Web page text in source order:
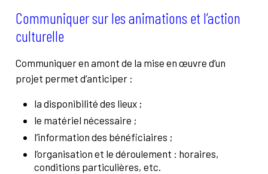
Communiquer sur les animations et l’action
culturelle
Communiquer en amont de la mise en œuvre d’un
projet permet d’anticiper :
la disponibilité des lieux ;
le matériel nécessaire ;
l’information des bénéficiaires ;
l’organisation et le déroulement : horaires,
conditions particulières, etc.